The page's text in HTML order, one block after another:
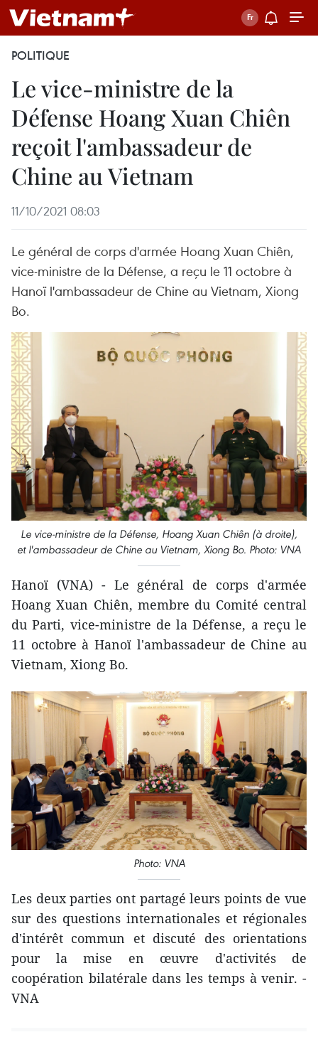
POLITIQUE
Le vice-ministre de la
Défense Hoang Xuan Chiên
reçoit l'ambassadeur de
Chine au Vietnam
11/10/2021 08:03
Le général de corps d'armée Hoang Xuan Chiên,
vice-ministre de la Défense, a reçu le 11 octobre à
Hanoï l'ambassadeur de Chine au Vietnam, Xiong
Bo.
Le vice-ministre de la Défense, Hoang Xuan Chiên (à droite),
et l'ambassadeur de Chine au Vietnam, Xiong Bo. Photo: VNA
Hanoï (VNA) - Le général de corps d'armée
Hoang Xuan Chiên, membre du Comité central
du Parti, vice-ministre de la Défense, a reçu le
11 octobre à Hanoï l'ambassadeur de Chine au
Vietnam, Xiong Bo.
Photo: VNA
Les deux parties ont partagé leurs points de vue
sur des questions internationales et régionales
d'intérêt commun et discuté des orientations
pour la mise en œuvre d'activités de
coopération bilatérale dans les temps à venir. -
VNA